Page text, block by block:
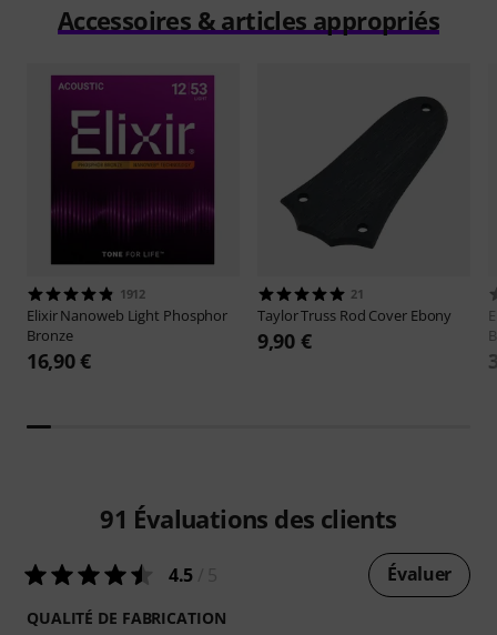
Accessoires & articles appropriés
1912
ElixirNanoweb Light Phosphor
Bronze
16,90 €
21
TaylorTruss Rod Cover Ebony
9,90 €
91 Évaluations des clients
4.5 Évaluer
QUALITÉ DE FABRICATION